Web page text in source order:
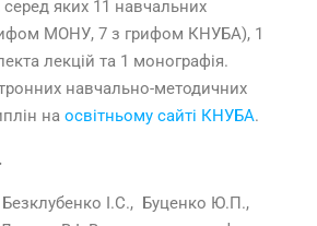
серед яких 11 навчальних
МОНУ, 7 з грифом КНУБА), 1
лекцій та 1 монографія.
навчально-методичних
на освітньому сайті КНУБА.
Безклубенко І.С., Буценко Ю.П.,